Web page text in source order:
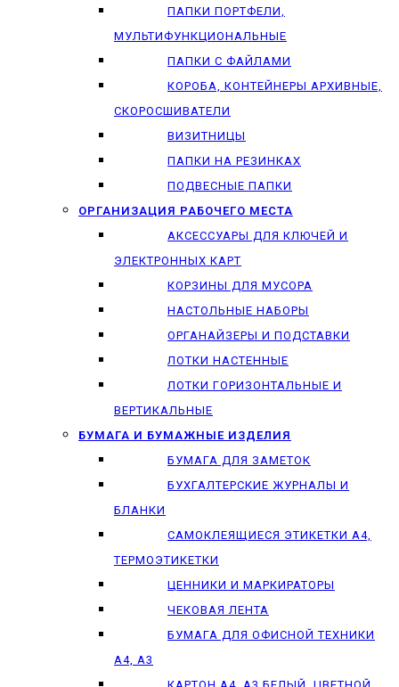
ПАПКИ ПОРТФЕЛИ,
МУЛЬТИФУНКЦИОНАЛЬНЫЕ
ПАПКИ С ФАЙЛАМИ
КОРОБА, КОНТЕЙНЕРЫ АРХИВНЫЕ,
СКОРОСШИВАТЕЛИ
ВИЗИТНИЦЫ
ПАПКИ НА РЕЗИНКАХ
ПОДВЕСНЫЕ ПАПКИ
ОРГАНИЗАЦИЯ РАБОЧЕГО МЕСТА
АКСЕССУАРЫ ДЛЯ КЛЮЧЕЙ И
ЭЛЕКТРОННЫХ КАРТ
КОРЗИНЫ ДЛЯ МУСОРА
НАСТОЛЬНЫЕ НАБОРЫ
ОРГАНАЙЗЕРЫ И ПОДСТАВКИ
ЛОТКИ НАСТЕННЫЕ
ЛОТКИ ГОРИЗОНТАЛЬНЫЕ И
ВЕРТИКАЛЬНЫЕ
БУМАГА И БУМАЖНЫЕ ИЗДЕЛИЯ
БУМАГА ДЛЯ ЗАМЕТОК
БУХГАЛТЕРСКИЕ ЖУРНАЛЫ И
БЛАНКИ
САМОКЛЕЯЩИЕСЯ ЭТИКЕТКИ А4,
ТЕРМОЭТИКЕТКИ
ЦЕННИКИ И МАРКИРАТОРЫ
ЧЕКОВАЯ ЛЕНТА
БУМАГА ДЛЯ ОФИСНОЙ ТЕХНИКИ
А4, А3